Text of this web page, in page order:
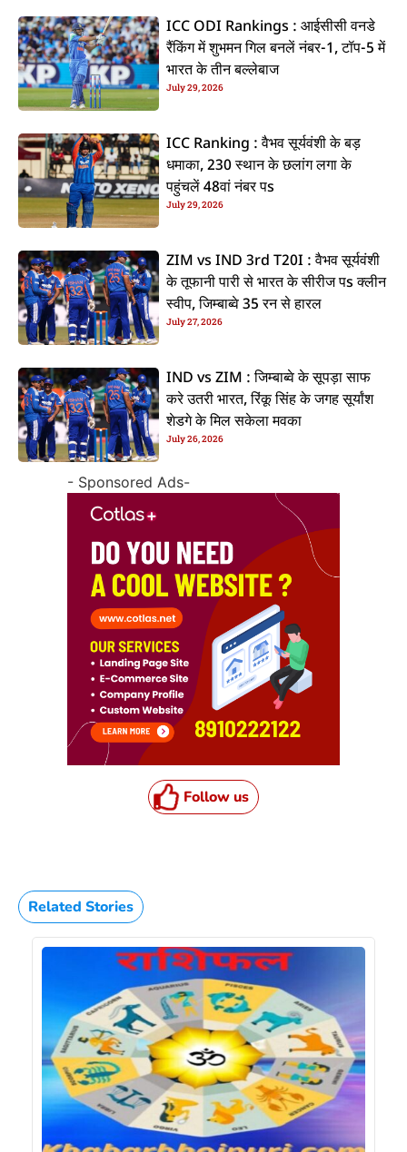
ICC ODI Rankings : आईसीसी वनडे
रैंकिंग में शुभमन गिल बनलें नंबर-1, टॉप-5 में
भारत के तीन बल्लेबाज
July 29, 2026
ICC Ranking : वैभव सूर्यवंशी के बड़
धमाका, 230 स्थान के छलांग लगा के
पहुंचलें 48वां नंबर पs
July 29, 2026
ZIM vs IND 3rd T20I : वैभव सूर्यवंशी
के तूफानी पारी से भारत के सीरीज पs क्लीन
स्वीप, जिम्बाब्वे 35 रन से हारल
July 27, 2026
IND vs ZIM : जिम्बाब्वे के सूपड़ा साफ
करे उतरी भारत, रिंकू सिंह के जगह सूर्यांश
शेडगे के मिल सकेला मवका
July 26, 2026
- Sponsored Ads-
Follow us
Related Stories